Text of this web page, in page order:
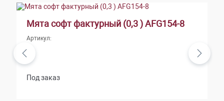
Мята софт фактурный (0,3 ) AFG154-8
Артикул:
Под заказ